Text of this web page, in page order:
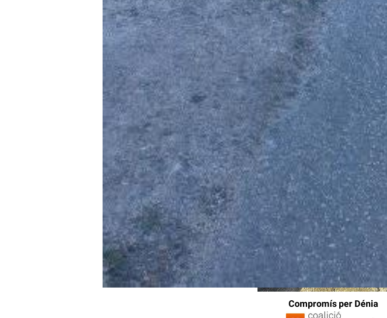
Compromís vol seguir avisant l’equip de govern del PP d’aquesta
circulació.
Compromís per Dénia